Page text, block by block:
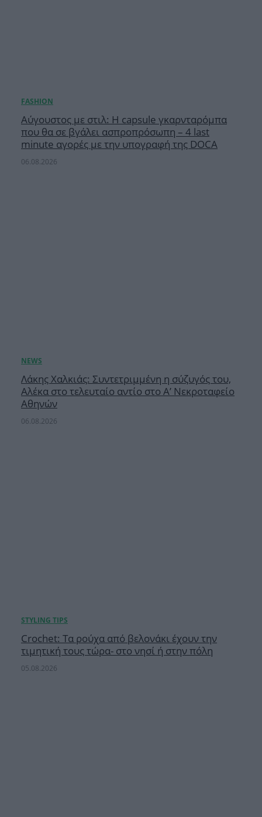
Αύγουστος με στιλ: Η capsule γκαρνταρόμπα
που θα σε βγάλει ασπροπρόσωπη – 4 last
minute αγορές με την υπογραφή της DOCA
06.08.2026
Λάκης Χαλκιάς: Συντετριμμένη η σύζυγός του,
Αλέκα στο τελευταίο αντίο στο Α’ Νεκροταφείο
Αθηνών
06.08.2026
Crochet: Τα ρούχα από βελονάκι έχουν την
τιμητική τους τώρα- στο νησί ή στην πόλη
05.08.2026